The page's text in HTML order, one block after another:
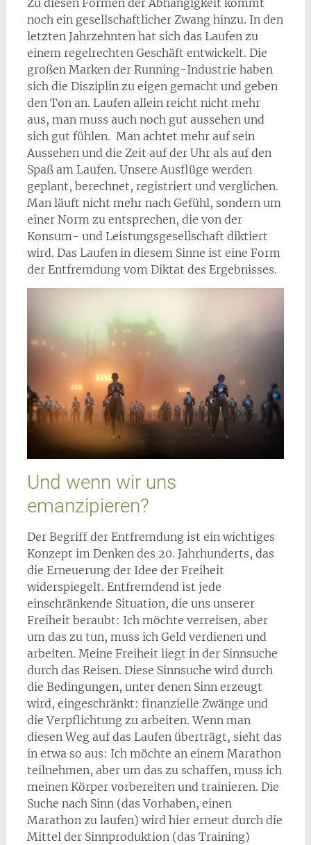
noch ein gesellschaftlicher Zwang hinzu. In den
letzten Jahrzehnten hat sich das Laufen zu
einem regelrechten Geschäft entwickelt. Die
großen Marken der Running-Industrie haben
sich die Disziplin zu eigen gemacht und geben
den Ton an. Laufen allein reicht nicht mehr
aus, man muss auch noch gut aussehen und
sich gut fühlen. Man achtet mehr auf sein
Aussehen und die Zeit auf der Uhr als auf den
Spaß am Laufen. Unsere Ausflüge werden
geplant, berechnet, registriert und verglichen.
Man läuft nicht mehr nach Gefühl, sondern um
einer Norm zu entsprechen, die von der
Konsum- und Leistungsgesellschaft diktiert
wird. Das Laufen in diesem Sinne ist eine Form
der Entfremdung vom Diktat des Ergebnisses.
Und wenn wir uns
emanzipieren?
Der Begriff der Entfremdung ist ein wichtiges
Konzept im Denken des 20. Jahrhunderts, das
die Erneuerung der Idee der Freiheit
widerspiegelt. Entfremdend ist jede
einschränkende Situation, die uns unserer
Freiheit beraubt: Ich möchte verreisen, aber
um das zu tun, muss ich Geld verdienen und
arbeiten. Meine Freiheit liegt in der Sinnsuche
durch das Reisen. Diese Sinnsuche wird durch
die Bedingungen, unter denen Sinn erzeugt
wird, eingeschränkt: finanzielle Zwänge und
die Verpflichtung zu arbeiten. Wenn man
diesen Weg auf das Laufen überträgt, sieht das
in etwa so aus: Ich möchte an einem Marathon
teilnehmen, aber um das zu schaffen, muss ich
meinen Körper vorbereiten und trainieren. Die
Suche nach Sinn (das Vorhaben, einen
Marathon zu laufen) wird hier erneut durch die
Mittel der Sinnproduktion (das Training)